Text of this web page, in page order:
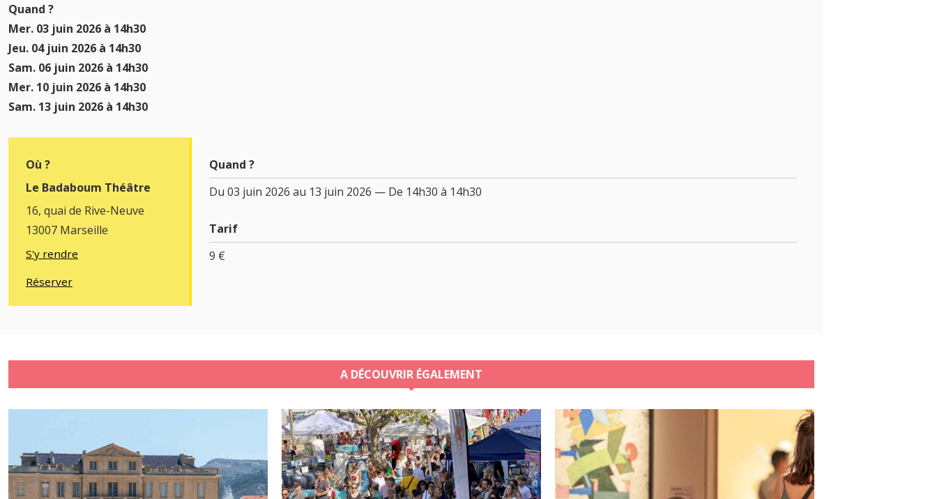
Quand ?
Mer. 03 juin 2026 à 14h30
Jeu. 04 juin 2026 à 14h30
Sam. 06 juin 2026 à 14h30
Mer. 10 juin 2026 à 14h30
Sam. 13 juin 2026 à 14h30
Où ?
Le Badaboum Théâtre
16, quai de Rive-Neuve
13007 Marseille
S'y rendre
Réserver
Quand ?
Du 03 juin 2026 au 13 juin 2026 — De 14h30 à 14h30
Tarif
9 €
A DÉCOUVRIR ÉGALEMENT